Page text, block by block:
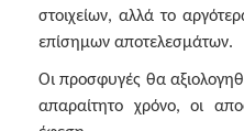
στοιχείων, αλλά το
επίσημων αποτελεσμάτων.
Οι προσφυγές θα
απαραίτητο χρόνο, οι